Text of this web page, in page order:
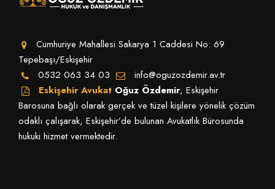
Cumhuriye Mahallesi Sakarya 1 Caddesi No: 69
Tepebaşı/Eskişehir
0532 063 34 03
info@oguzozdemir.av.tr
Eskişehir Avukat Oğuz Özdemir, Eskişehir
Barosuna bağlı olarak gerçek ve tüzel kişilere yönelik çözüm
odaklı çalışarak, Eskişehir’de bulunan Avukatlık Bürosunda
hukuki hizmet vermektedir.